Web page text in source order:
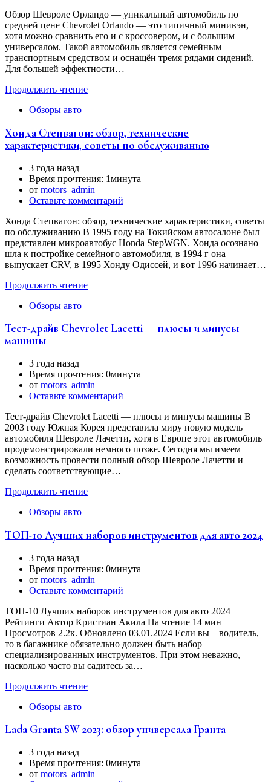
Обзор Шевроле Орландо — уникальный автомобиль по
средней цене Chevrolet Orlando — это типичный минивэн,
хотя можно сравнить его и с кроссовером, и с большим
универсалом. Такой автомобиль является семейным
транспортным средством и оснащён тремя рядами сидений.
Для большей эффектности…
Продолжить чтение
Обзоры авто
Хонда Степвагон: обзор, технические
характеристики, советы по обслуживанию
3 года назад
Время прочтения: 1минута
от motors_admin
Оставьте комментарий
Хонда Степвагон: обзор, технические характеристики, советы
по обслуживанию В 1995 году на Токийском автосалоне был
представлен микроавтобус Honda StepWGN. Хонда осознано
шла к постройке семейного автомобиля, в 1994 г она
выпускает CRV, в 1995 Хонду Одиссей, и вот 1996 начинает…
Продолжить чтение
Обзоры авто
Тест-драйв Chevrolet Lacetti — плюсы и минусы
машины
3 года назад
Время прочтения: 0минута
от motors_admin
Оставьте комментарий
Тест-драйв Chevrolet Lacetti — плюсы и минусы машины В
2003 году Южная Корея представила миру новую модель
автомобиля Шевроле Лачетти, хотя в Европе этот автомобиль
продемонстрировали немного позже. Сегодня мы имеем
возможность провести полный обзор Шевроле Лачетти и
сделать соответствующие…
Продолжить чтение
Обзоры авто
ТОП-10 Лучших наборов инструментов для авто 2024
3 года назад
Время прочтения: 0минута
от motors_admin
Оставьте комментарий
ТОП-10 Лучших наборов инструментов для авто 2024
Рейтинги Автор Кристиан Акила На чтение 14 мин
Просмотров 2.2к. Обновлено 03.01.2024 Если вы – водитель,
то в багажнике обязательно должен быть набор
специализированных инструментов. При этом неважно,
насколько часто вы садитесь за…
Продолжить чтение
Обзоры авто
Lada Granta SW 2023: обзор универсала Гранта
3 года назад
Время прочтения: 0минута
от motors_admin